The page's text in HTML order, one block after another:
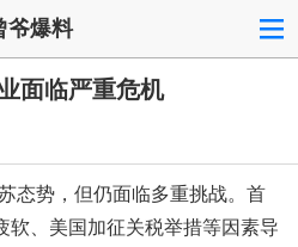
爷爆料
面临严重危机
态势，但仍面临多重挑战。首
软、美国加征关税举措等因素导